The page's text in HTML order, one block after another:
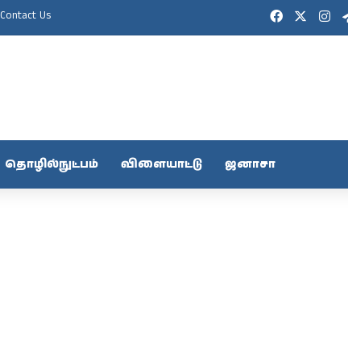
Contact Us Facebook
தொழில்நுட்பம் விளையாட்டு ஜனாசா